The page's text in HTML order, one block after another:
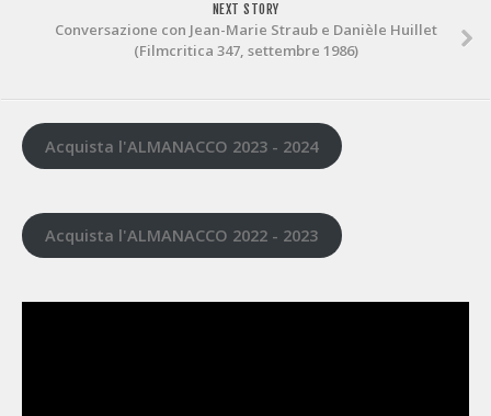
NEXT STORY
Conversazione con Jean-Marie Straub e Danièle Huillet
(Filmcritica 347, settembre 1986)
Acquista l'ALMANACCO 2023 - 2024
Acquista l'ALMANACCO 2022 - 2023